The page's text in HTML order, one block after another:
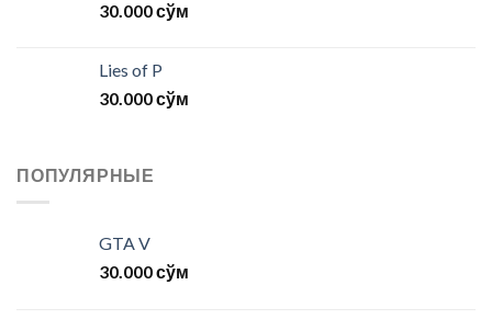
30.000сўм
Lies of P
30.000сўм
ПОПУЛЯРНЫЕ
GTA V
30.000сўм